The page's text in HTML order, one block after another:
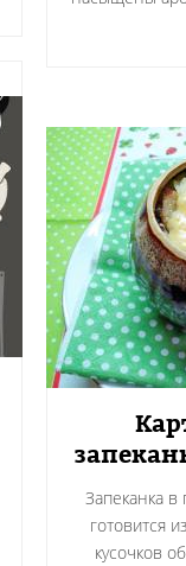
Запеканка
готовится
кусочков